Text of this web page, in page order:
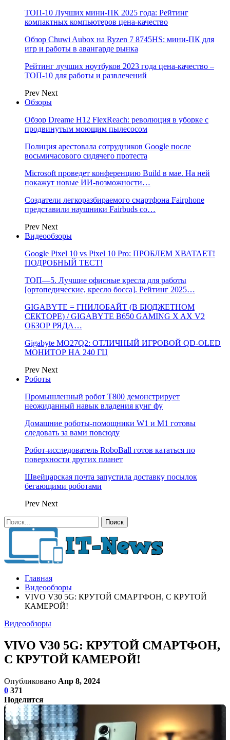
ТОП-10 Лучших мини-ПК 2025 года: Рейтинг
компактных компьютеров цена-качество
Обзор Chuwi Aubox на Ryzen 7 8745HS: мини-ПК для
игр и работы в авангарде рынка
Рейтинг лучших ноутбуков 2023 года цена-качество –
ТОП-10 для работы и развлечений
Prev Next
Обзоры
Обзор Dreame H12 FlexReach: революция в уборке с
продвинутым моющим пылесосом
Полиция арестовала сотрудников Google после
восьмичасового сидячего протеста
Microsoft проведет конференцию Build в мае. На ней
покажут новые ИИ-возможности…
Создатели легкоразбираемого смартфона Fairphone
представили наушники Fairbuds со…
Prev Next
Видеообзоры
Google Pixel 10 vs Pixel 10 Pro: ПРОБЛЕМ ХВАТАЕТ!
ПОДРОБНЫЙ ТЕСТ!
ТОП—5. Лучшие офисные кресла для работы
[ортопедические, кресло босса]. Рейтинг 2025…
GIGABYTE = ГНИЛОБАЙТ (В БЮДЖЕТНОМ
СЕКТОРЕ) / GIGABYTE B650 GAMING X AX V2
ОБЗОР РЯДА…
Gigabyte MO27Q2: ОТЛИЧНЫЙ ИГРОВОЙ QD-OLED
МОНИТОР НА 240 ГЦ
Prev Next
Роботы
Промышленный робот Т800 демонстрирует
неожиданный навык владения кунг фу
Домашние роботы-помощники W1 и M1 готовы
следовать за вами повсюду
Робот-исследователь RoboBall готов кататься по
поверхности других планет
Швейцарская почта запустила доставку посылок
бегающими роботами
Prev Next
Главная
Видеообзоры
VIVO V30 5G: КРУТОЙ СМАРТФОН, С КРУТОЙ
КАМЕРОЙ!
Видеообзоры
VIVO V30 5G: КРУТОЙ СМАРТФОН,
С КРУТОЙ КАМЕРОЙ!
Опубликовано Апр 8, 2024
0 371
Поделится